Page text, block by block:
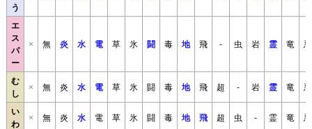
う
エ
ス
パ
ー
× 無 炎 水 電 草 氷 闘 毒 地 飛 - 虫 岩 霊 竜 悪
む
し
× 無 炎 水 電 草 氷 闘 毒 地 飛 超 - 岩 霊 竜 悪
い
わ
× 無 炎 水 電 草 氷 闘 毒 地 飛 超 虫 - 霊 竜 悪